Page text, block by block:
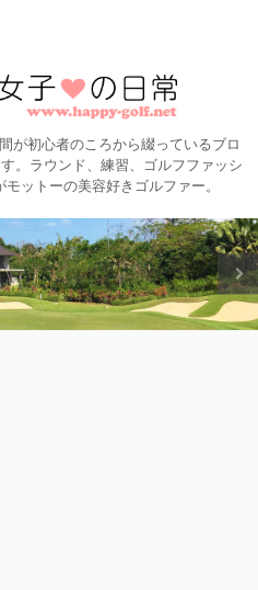
が初心者のころから綴っているブロ
。ラウンド、練習、ゴルフファッシ
ットーの美容好きゴルファー。